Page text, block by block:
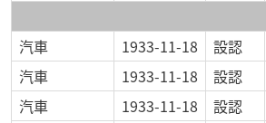
汽車 1933-11-18 設認
汽車
1933-11-18 設認
汽車
1933-11-18 設認